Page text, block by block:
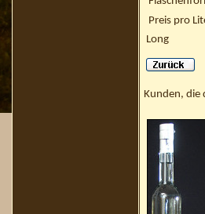
Preis pro
Long
Kunden, die